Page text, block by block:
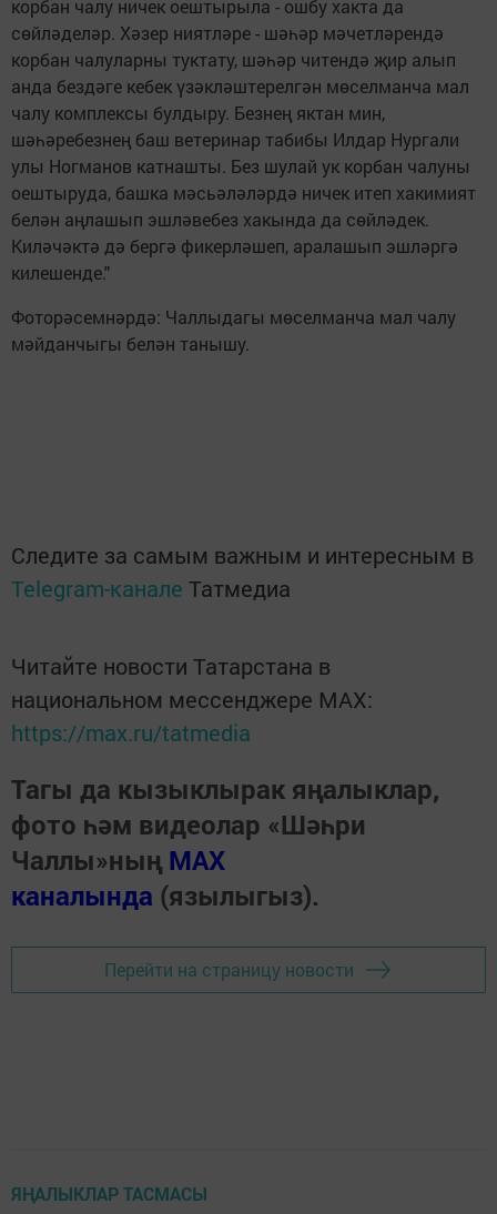
корбан чалу ничек оештырыла - ошбу хакта да
сөйләделәр. Хәзер ниятләре - шәһәр мәчетләрендә
корбан чалуларны туктату, шәһәр читендә җир алып
анда бездәге кебек үзәкләштерелгән мөселманча мал
чалу комплексы булдыру. Безнең яктан мин,
шәһәребезнең баш ветеринар табибы Илдар Нургали
улы Ногманов катнашты. Без шулай ук корбан чалуны
оештыруда, башка мәсьәләләрдә ничек итеп хакимият
белән аңлашып эшләвебез хакында да сөйләдек.
Киләчәктә дә бергә фикерләшеп, аралашып эшләргә
килешенде."
Фоторәсемнәрдә: Чаллыдагы мөселманча мал чалу
мәйданчыгы белән танышу.
Следите за самым важным и интересным в
Telegram-канале Татмедиа
Читайте новости Татарстана в
национальном мессенджере MАХ:
https://max.ru/tatmedia
Тагы да кызыклырак яңалыклар,
фото һәм видеолар «Шәһри
Чаллы»ның MAX
каналында (язылыгыз).
Перейти на страницу новости
ЯҢАЛЫКЛАР ТАСМАСЫ